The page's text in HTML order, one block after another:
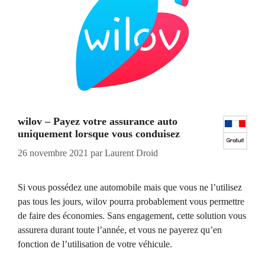
wilov – Payez votre assurance auto
uniquement lorsque vous conduisez
26 novembre 2021 parLaurent Droid
Si vous possédez une automobile mais que vous ne l’utilisez
pas tous les jours, wilov pourra probablement vous permettre
de faire des économies. Sans engagement, cette solution vous
assurera durant toute l’année, et vous ne payerez qu’en
fonction de l’utilisation de votre véhicule.